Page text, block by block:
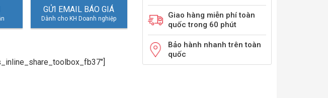
GỬI EMAIL BÁO GIÁ
Giao hàng miễn phí toàn
quốc trong 60 phút
Bảo hành nhanh trên toàn
quốc